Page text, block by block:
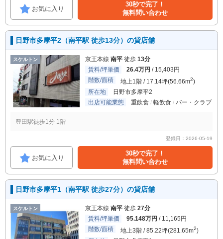
お気に入り
30秒で完了！
無料問い合わせ
日野市多摩平2（南平駅 徒歩13分）の貸店舗
スケルトン 京王本線 南平 徒歩 13分
賃料/坪単価
26.4万円 / 15,403円
階数/面積
地上1階 / 17.14坪(56.66m2)
所在地
日野市多摩平2
出店可能業態
重飲食 軽飲食 バー・クラブ
豊田駅徒歩1分 1階
登録日：2026-05-19
お気に入り
30秒で完了！
無料問い合わせ
日野市多摩平1（南平駅 徒歩27分）の貸店舗
スケルトン 京王本線 南平 徒歩 27分
賃料/坪単価
95.148万円 / 11,165円
階数/面積
地上3階 / 85.22坪(281.65m2)